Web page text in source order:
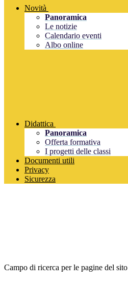
Novità
Panoramica
Le notizie
Calendario eventi
Albo online
Didattica
Panoramica
Offerta formativa
I progetti delle classi
Documenti utili
Privacy
Sicurezza
Campo di ricerca per le pagine del sito